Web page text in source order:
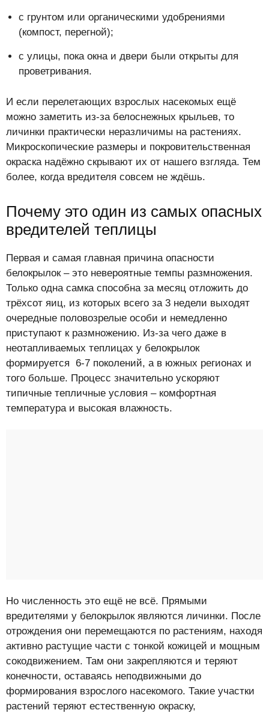
с грунтом или органическими удобрениями
(компост, перегной);
с улицы, пока окна и двери были открыты для
проветривания.
И если перелетающих взрослых насекомых ещё
можно заметить из-за белоснежных крыльев, то
личинки практически неразличимы на растениях.
Микроскопические размеры и покровительственная
окраска надёжно скрывают их от нашего взгляда. Тем
более, когда вредителя совсем не ждёшь.
Почему это один из самых опасных
вредителей теплицы
Первая и самая главная причина опасности
белокрылок – это невероятные темпы размножения.
Только одна самка способна за месяц отложить до
трёхсот яиц, из которых всего за 3 недели выходят
очередные половозрелые особи и немедленно
приступают к размножению. Из-за чего даже в
неотапливаемых теплицах у белокрылок
формируется 6-7 поколений, а в южных регионах и
того больше. Процесс значительно ускоряют
типичные тепличные условия – комфортная
температура и высокая влажность.
Но численность это ещё не всё. Прямыми
вредителями у белокрылок являются личинки. После
отрождения они перемещаются по растениям, находя
активно растущие части с тонкой кожицей и мощным
сокодвижением. Там они закрепляются и теряют
конечности, оставаясь неподвижными до
формирования взрослого насекомого. Такие участки
растений теряют естественную окраску,